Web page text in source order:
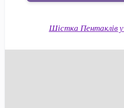
Шістка Пентаклів